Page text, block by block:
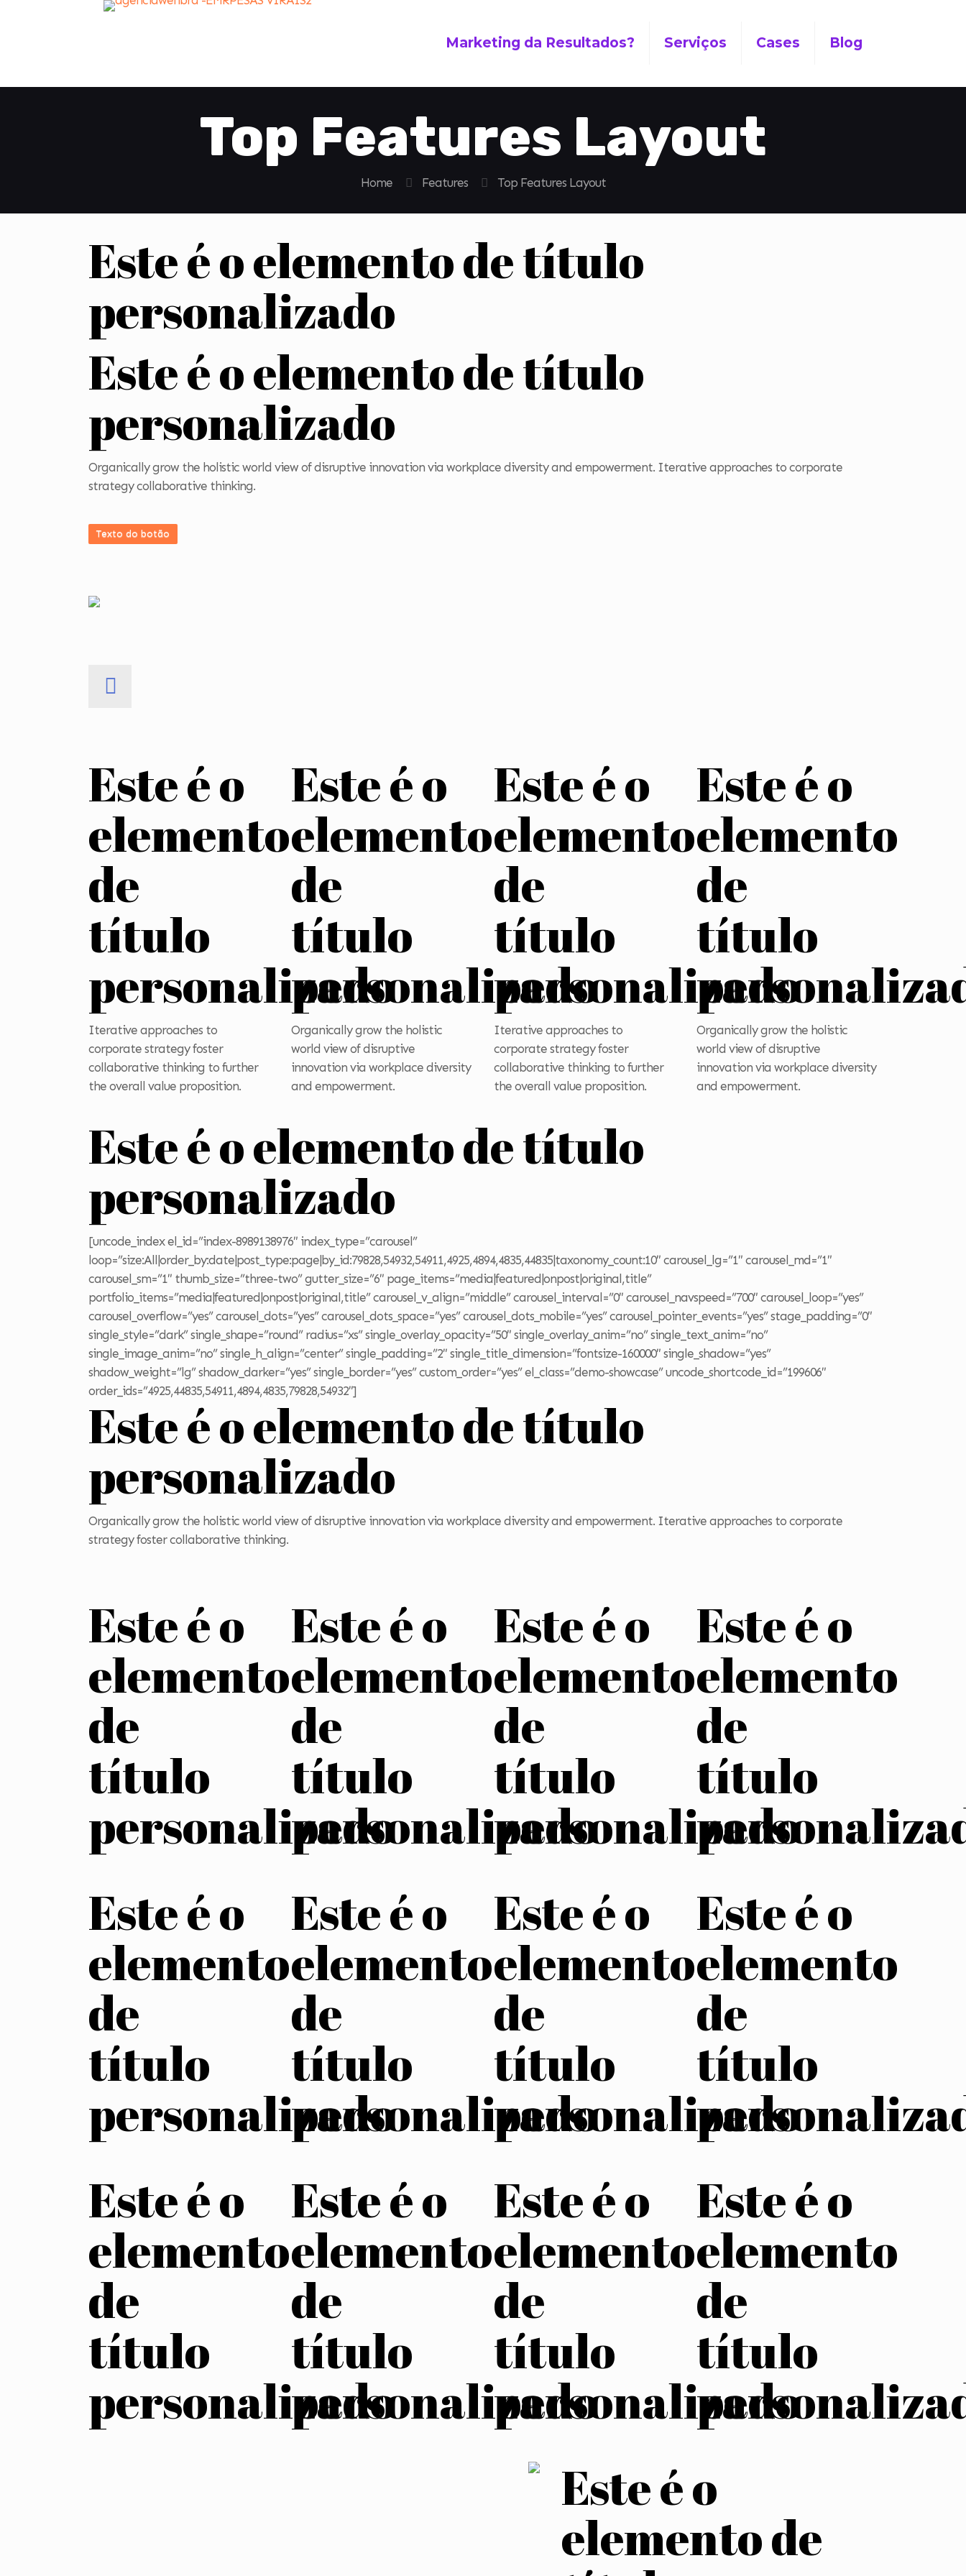
Marketing da Resultados? Serviços Cases Blog
Top Features Layout
Home Features Top Features Layout
Este é o elemento de título
personalizado
Este é o elemento de título
personalizado
Organically grow the holistic world view of disruptive innovation via workplace diversity and empowerment. Iterative approaches to corporate
strategy collaborative thinking.
Texto do botão
Este é o
elemento
de
título
personalizado
Iterative approaches to
corporate strategy foster
collaborative thinking to further
the overall value proposition.
Este é o
elemento
de
título
personalizado
Organically grow the holistic
world view of disruptive
innovation via workplace diversity
and empowerment.
Este é o
elemento
de
título
personalizado
Iterative approaches to
corporate strategy foster
collaborative thinking to further
the overall value proposition.
Este é o
elemento
de
título
Organically grow the holistic
world view of disruptive
innovation via workplace diversity
and empowerment.
Este é o elemento de título
personalizado
[uncode_index el_id=”index-8989138976″ index_type=”carousel”
loop=”size:All|order_by:date|post_type:page|by_id:79828,54932,54911,4925,4894,4835,44835|taxonomy_count:10″ carousel_lg=”1″ carousel_md=”1″
carousel_sm=”1″ thumb_size=”three-two” gutter_size=”6″ page_items=”media|featured|onpost|original,title”
portfolio_items=”media|featured|onpost|original,title” carousel_v_align=”middle” carousel_interval=”0″ carousel_navspeed=”700″ carousel_loop=”yes”
carousel_overflow=”yes” carousel_dots=”yes” carousel_dots_space=”yes” carousel_dots_mobile=”yes” carousel_pointer_events=”yes” stage_padding=”0″
single_style=”dark” single_shape=”round” radius=”xs” single_overlay_opacity=”50″ single_overlay_anim=”no” single_text_anim=”no”
single_image_anim=”no” single_h_align=”center” single_padding=”2″ single_title_dimension=”fontsize-160000″ single_shadow=”yes”
shadow_weight=”lg” shadow_darker=”yes” single_border=”yes” custom_order=”yes” el_class=”demo-showcase” uncode_shortcode_id=”199606″
order_ids=”4925,44835,54911,4894,4835,79828,54932″]
Este é o elemento de título
personalizado
Organically grow the holistic world view of disruptive innovation via workplace diversity and empowerment. Iterative approaches to corporate
strategy foster collaborative thinking.
Este é o
elemento
de
título
personalizado
Este é o
elemento
de
título
personalizado
Este é o
elemento
de
título
personalizado
Este é o
elemento
de
título
Este é o
elemento
de
título
personalizado
Este é o
elemento
de
título
personalizado
Este é o
elemento
de
título
personalizado
Este é o
elemento
de
título
Este é o
elemento
de
título
personalizado
Este é o
elemento
de
título
personalizado
Este é o
elemento
de
título
personalizado
Este é o
elemento
de
título
Este é o
elemento de